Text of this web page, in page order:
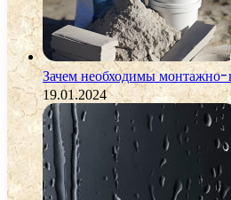
Зачем необходимы
19.01.2024